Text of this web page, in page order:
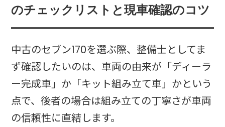
のチェックリストと現車確認のコツ
中古のセブン170を選ぶ際、整備士としてま
ず確認したいのは、車両の由来が「ディーラ
ー完成車」か「キット組み立て車」かという
点で、後者の場合は組み立ての丁寧さが車両
の信頼性に直結します。